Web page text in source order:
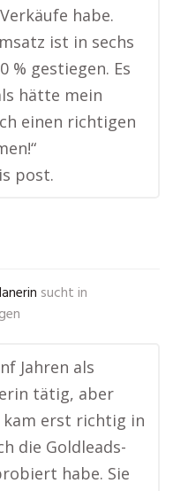
habe.
ist in sechs
% gestiegen. Es
hätte mein
einen richtigen
post.
sucht in
Jahren als
tätig, aber
kam erst richtig in
die Goldleads-
habe. Sie